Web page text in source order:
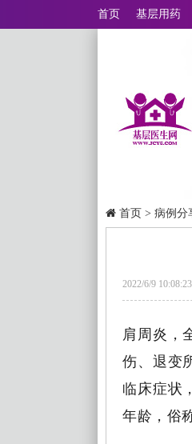
首页 基层用药
首页 > 病例分
2022/6/9 10:08:23
肩周炎，
伤、退变
临床症状
年龄，俗